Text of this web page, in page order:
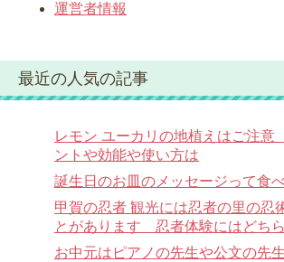
運営者情報
最近の人気の記事
レモン ユーカリの地植えはご注
ントや効能や使い方は
誕生日のお皿のメッセージって食
甲賀の忍者 観光には忍者の里の忍
とがあります 忍者体験にはどち
お中元はピアノの先生や公文の先